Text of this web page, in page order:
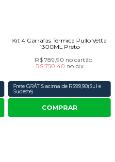
Kit 4 Garrafas Térmica Pullo Vetta
1300ML Preto
R$ 789,90 no cartão
R$ 750,40 no pix
Frete GRÁTIS acima de R$99,90(Sul e
Sudeste)
COMPRAR